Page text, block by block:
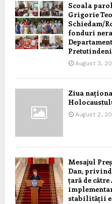
Scoala
Grigorie
Schiedam/
fonduri
Pretutindeni
August 3,
Ziua
August 2,
Mesajul
Dan,
țară de
stabilității